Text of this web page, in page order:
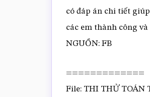
có đáp án chi tiết
các em thành công
NGUỒN: FB
=============
File: THI THỬ TOÁN